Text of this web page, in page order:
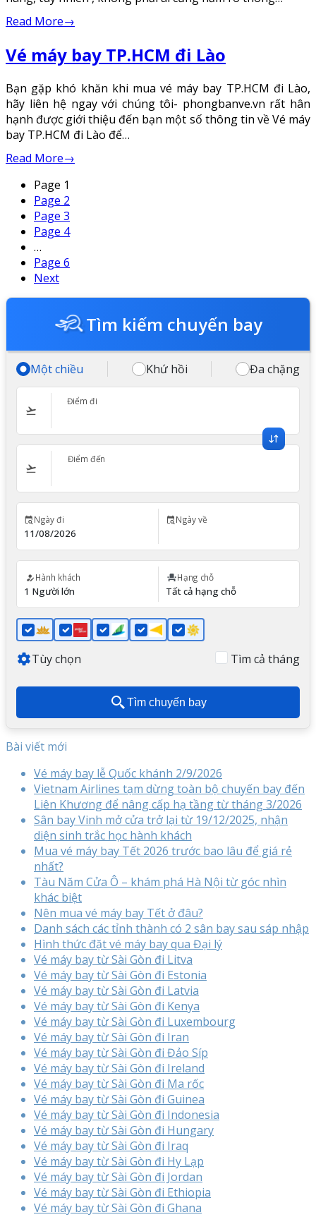
Read More→
Vé máy bay TP.HCM đi Lào
Bạn gặp khó khăn khi mua vé máy bay TP.HCM đi Lào,
hãy liên hệ ngay với chúng tôi- phongbanve.vn rất hân
hạnh được giới thiệu đến bạn một số thông tin về Vé máy
bay TP.HCM đi Lào để…
Read More→
Page 1
Page 2
Page 3
Page 4
…
Page 6
Next
Tìm kiếm chuyến bay
Một chiều Khứ hồi Đa chặng
Điểm đi
Điểm đến
Ngày đi Ngày về
Hành khách Hạng chỗ
Tùy chọn Tìm cả tháng
Tìm chuyến bay
Bài viết mới
Vé máy bay lễ Quốc khánh 2/9/2026
Vietnam Airlines tạm dừng toàn bộ chuyến bay đến
Liên Khương để nâng cấp hạ tầng từ tháng 3/2026
Sân bay Vinh mở cửa trở lại từ 19/12/2025, nhận
diện sinh trắc học hành khách
Mua vé máy bay Tết 2026 trước bao lâu để giá rẻ
nhất?
Tàu Năm Cửa Ô – khám phá Hà Nội từ góc nhìn
khác biệt
Nên mua vé máy bay Tết ở đâu?
Danh sách các tỉnh thành có 2 sân bay sau sáp nhập
Hình thức đặt vé máy bay qua Đại lý
Vé máy bay từ Sài Gòn đi Litva
Vé máy bay từ Sài Gòn đi Estonia
Vé máy bay từ Sài Gòn đi Latvia
Vé máy bay từ Sài Gòn đi Kenya
Vé máy bay từ Sài Gòn đi Luxembourg
Vé máy bay từ Sài Gòn đi Iran
Vé máy bay từ Sài Gòn đi Đảo Síp
Vé máy bay từ Sài Gòn đi Ireland
Vé máy bay từ Sài Gòn đi Ma rốc
Vé máy bay từ Sài Gòn đi Guinea
Vé máy bay từ Sài Gòn đi Indonesia
Vé máy bay từ Sài Gòn đi Hungary
Vé máy bay từ Sài Gòn đi Iraq
Vé máy bay từ Sài Gòn đi Hy Lạp
Vé máy bay từ Sài Gòn đi Jordan
Vé máy bay từ Sài Gòn đi Ethiopia
Vé máy bay từ Sài Gòn đi Ghana